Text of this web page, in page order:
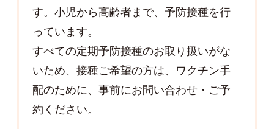
す。小児から高齢者まで、予防接種を行
っています。
すべての定期予防接種のお取り扱いがな
いため、接種ご希望の方は、ワクチン手
配のために、事前にお問い合わせ・ご予
約ください。